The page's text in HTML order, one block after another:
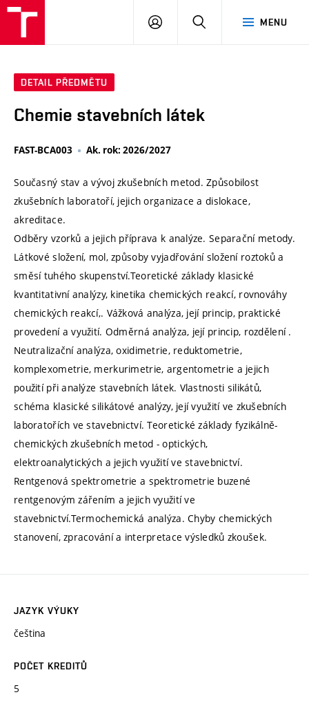
MENU
PŘIHLÁSIT
DETAIL PŘEDMĚTU
Chemie stavebních látek
FAST-BCA003 Ak. rok: 2026/2027
Současný stav a vývoj zkušebních metod. Způsobilost
zkušebních laboratoří, jejich organizace a dislokace,
akreditace.
Odběry vzorků a jejich příprava k analýze. Separační metody.
Látkové složení, mol, způsoby vyjadřování složení roztoků a
směsí tuhého skupenství.Teoretické základy klasické
kvantitativní analýzy, kinetika chemických reakcí, rovnováhy
chemických reakcí,. Vážková analýza, její princip, praktické
provedení a využití. Odměrná analýza, její princip, rozdělení .
Neutralizační analýza, oxidimetrie, reduktometrie,
komplexometrie, merkurimetrie, argentometrie a jejich
použití při analýze stavebních látek. Vlastnosti silikátů,
schéma klasické silikátové analýzy, její využití ve zkušebních
laboratořích ve stavebnictví. Teoretické základy fyzikálně-
chemických zkušebních metod - optických,
elektroanalytických a jejich využití ve stavebnictví.
Rentgenová spektrometrie a spektrometrie buzené
rentgenovým zářením a jejich využití ve
stavebnictví.Termochemická analýza. Chyby chemických
stanovení, zpracování a interpretace výsledků zkoušek.
JAZYK VÝUKY
čeština
POČET KREDITŮ
5